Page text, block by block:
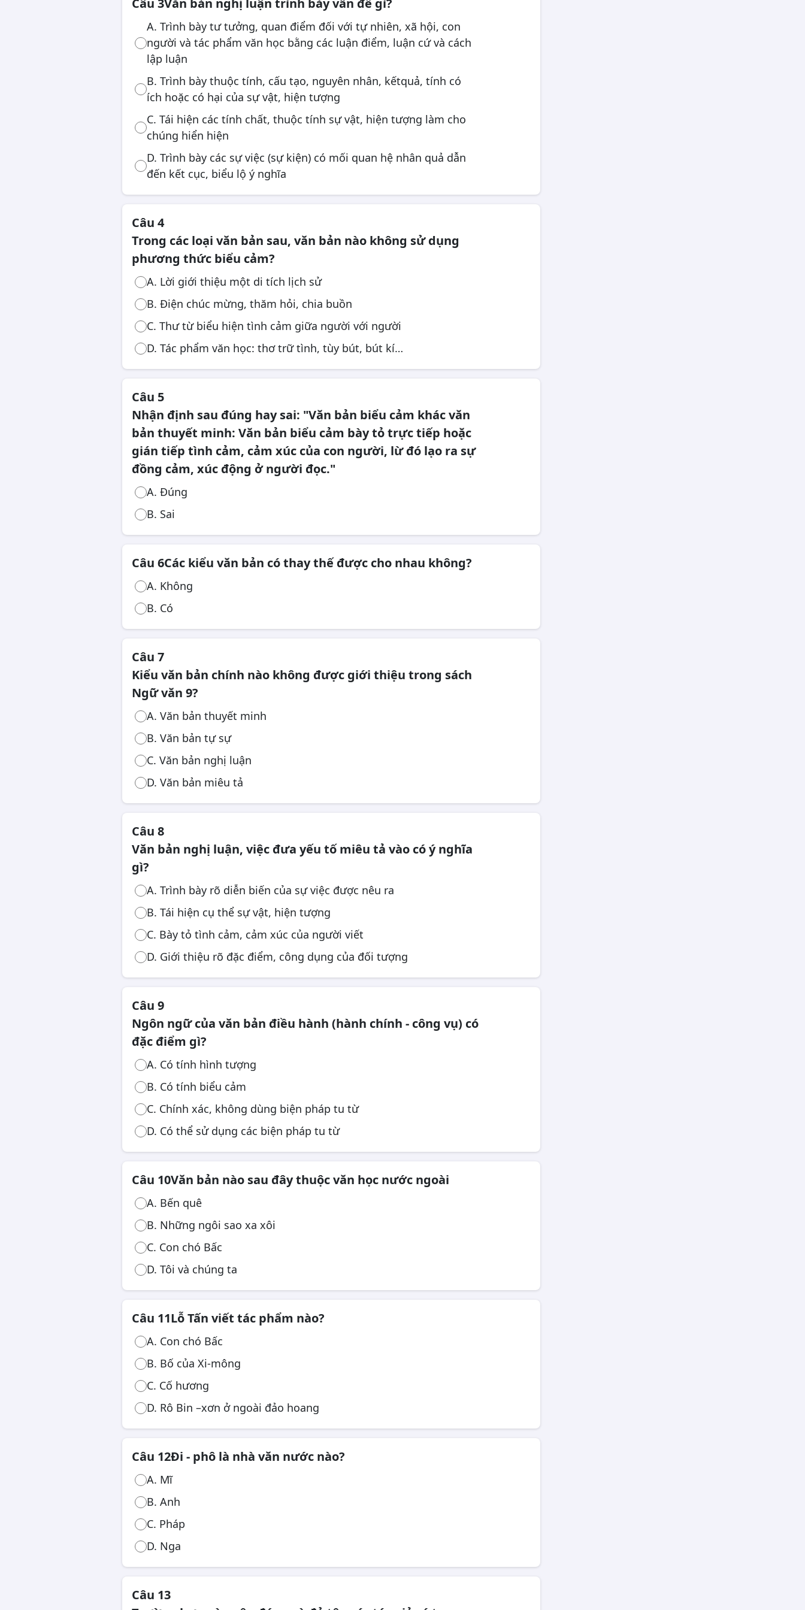
Câu 3Văn bản nghị luận trình bày vấn đề gì?
A. Trình bày tư tưởng, quan điểm đối với tự nhiên, xã hội, con
người và tác phẩm văn học bằng các luận điểm, luận cứ và cách
lập luận
B. Trình bày thuộc tính, cấu tạo, nguyên nhân, kếtquả, tính có
ích hoặc có hại của sự vật, hiện tượng
C. Tái hiện các tính chất, thuộc tính sự vật, hiện tượng làm cho
chúng hiển hiện
D. Trình bày các sự việc (sự kiện) có mối quan hệ nhân quả dẫn
đến kết cục, biểu lộ ý nghĩa
Câu 4
Trong các loại văn bản sau, văn bản nào không sử dụng
phương thức biểu cảm?
A. Lời giới thiệu một di tích lịch sử
B. Điện chúc mừng, thăm hỏi, chia buồn
C. Thư từ biểu hiện tình cảm giữa người với người
D. Tác phẩm văn học: thơ trữ tình, tùy bút, bút kí…
Câu 5
Nhận định sau đúng hay sai: "Văn bản biểu cảm khác văn
bản thuyết minh: Văn bản biểu cảm bày tỏ trực tiếp hoặc
gián tiếp tình cảm, cảm xúc của con người, lừ đó lạo ra sự
đồng cảm, xúc động ở người đọc."
A. Đúng
B. Sai
Câu 6Các kiểu văn bản có thay thế được cho nhau không?
A. Không
B. Có
Câu 7
Kiểu văn bản chính nào không được giới thiệu trong sách
Ngữ văn 9?
A. Văn bản thuyết minh
B. Văn bản tự sự
C. Văn bản nghị luận
D. Văn bản miêu tả
Câu 8
Văn bản nghị luận, việc đưa yếu tố miêu tả vào có ý nghĩa
gì?
A. Trình bày rõ diễn biến của sự việc được nêu ra
B. Tái hiện cụ thể sự vật, hiện tượng
C. Bày tỏ tình cảm, cảm xúc của người viết
D. Giới thiệu rõ đặc điểm, công dụng của đối tượng
Câu 9
Ngôn ngữ của văn bản điều hành (hành chính - công vụ) có
đặc điểm gì?
A. Có tính hình tượng
B. Có tính biểu cảm
C. Chính xác, không dùng biện pháp tu từ
D. Có thể sử dụng các biện pháp tu từ
Câu 10Văn bản nào sau đây thuộc văn học nước ngoài
A. Bến quê
B. Những ngôi sao xa xôi
C. Con chó Bấc
D. Tôi và chúng ta
Câu 11Lỗ Tấn viết tác phẩm nào?
A. Con chó Bấc
B. Bố của Xi-mông
C. Cố hương
D. Rô Bin –xơn ở ngoài đảo hoang
Câu 12Đi - phô là nhà văn nước nào?
A. Mĩ
B. Anh
C. Pháp
D. Nga
Câu 13